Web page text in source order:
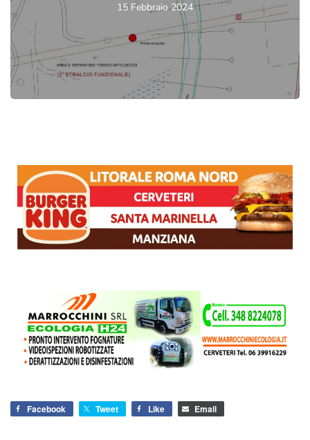
15 Febbraio 2024
Facebook Tweet Like Email